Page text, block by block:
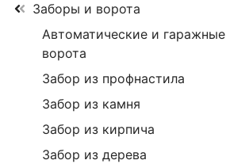
Заборы и ворота
Автоматические и гаражные
ворота
Забор из профнастила
Забор из камня
Забор из кирпича
Забор из дерева